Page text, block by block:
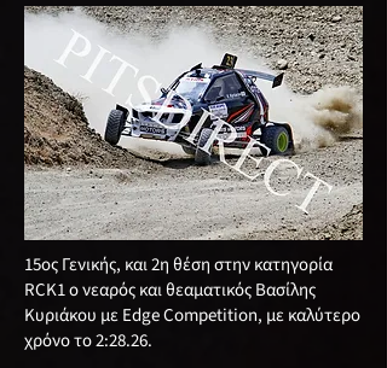
15ος Γενικής, και 2η θέση στην κατηγορία
RCΚ1 ο νεαρός και θεαματικός Βασίλης
Κυριάκου με Edge Competition, με καλύτερο
χρόνο το 2:28.26.